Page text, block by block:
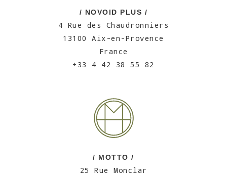
/ NOVOID PLUS /
4 Rue des Chaudronniers
13100 Aix-en-Provence
France
+33 4 42 38 55 82
/ MOTTO /
25 Rue Monclar